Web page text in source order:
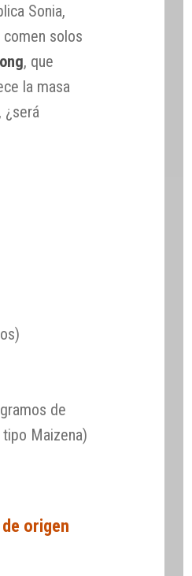
Sonia,
solos
, que
la masa
¿será
de
Maizena)
origen